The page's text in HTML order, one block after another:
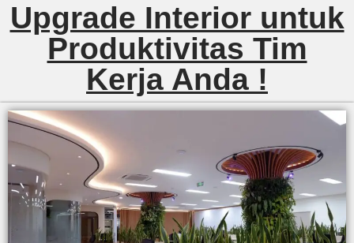
Upgrade Interior untuk
Produktivitas Tim
Kerja Anda !